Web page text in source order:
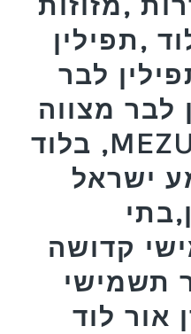
,תפילין
לבר
לבר מצווה
בלוד ,MEZUZAH,פרשיות
ישראל
קדושה
תשמישי
אור לוד